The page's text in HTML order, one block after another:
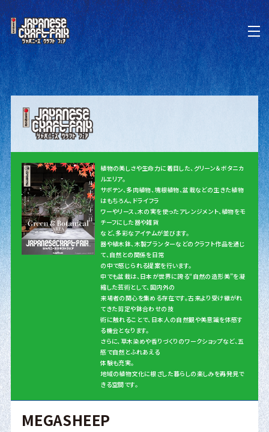
植物の美しさや生命力に着目した、グリーン＆ボタニカ
ルエリア。
サボテン、多肉植物、塊根植物、盆栽などの生きた植物
はもちろん、ドライフラ
ワーやリース、木の実を使ったアレンジメント、植物をモ
チーフにした器や雑貨
など、多彩なアイテムが並びます。
器や植木鉢、木製プランターなどのクラフト作品を通じ
て、自然との関係を日常
の中で感じられる提案を行います。
中でも盆栽は、日本が世界に誇る“自然の造形美”を凝
縮した芸術として、国内外の
来場者の関心を集める存在です。古来より受け継がれ
てきた剪定や鉢合わせの技
術に触れることで、日本人の自然観や美意識を体感す
る機会となります。
さらに、草木染めや香りづくりのワークショップなど、五
感で自然とふれあえる
体験も充実。
地域の植物文化に根ざした暮らしの楽しみを再発見で
きる空間です。
MEGASHEEP